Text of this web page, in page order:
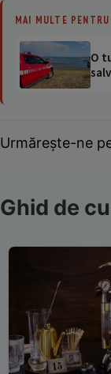
MAI MULTE
O
Urmărește-ne
Ghid de